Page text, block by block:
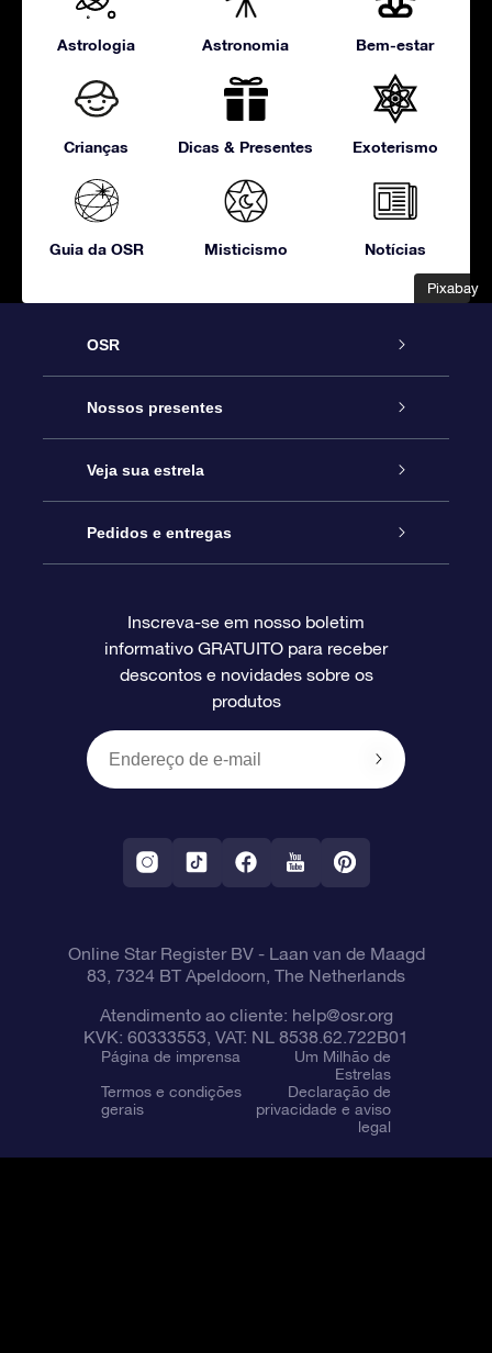
Pixabay
Pixabay
Astrologia Astronomia Bem-estar
Crianças Dicas & Presentes Exoterismo
Guia da OSR Misticismo Notícias
OSR
Serviço
Entre em contato conosco
Blog
Avaliações
Nossos presentes
Presente estrelar on-line
Pacote de presente da OSR
O cartão de presente da OSR
Presentes corporativos
Veja sua estrela
Star Register
Página estelar personalizada
Um Milhão de Estrelas
OSR Starsaver
Aplicativo RV Fly me to the stars
Pedidos e entregas
Informações de pagamento
Política de devolução
Constelações
Inscreva-se em nosso boletim
informativo GRATUITO para receber
descontos e novidades sobre os
produtos
Online Star Register BV- Laan van de Maagd
83, 7324 BT Apeldoorn, The Netherlands
Atendimento ao cliente: help@osr.org
KVK: 60333553, VAT: NL 8538.62.722B01
Página de imprensa
Um Milhão de
Estrelas
Termos e condições
gerais
Declaração de
privacidade e aviso
legal